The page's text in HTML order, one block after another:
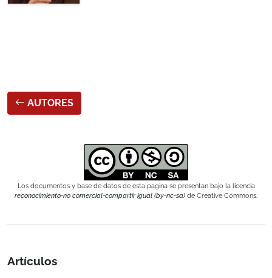
AUTORES
Los documentos y base de datos de esta pagina se presentan bajo la licencia
reconocimiento-no comercial-compartir igual (by-nc-sa) de Creative Commons.
Artículos